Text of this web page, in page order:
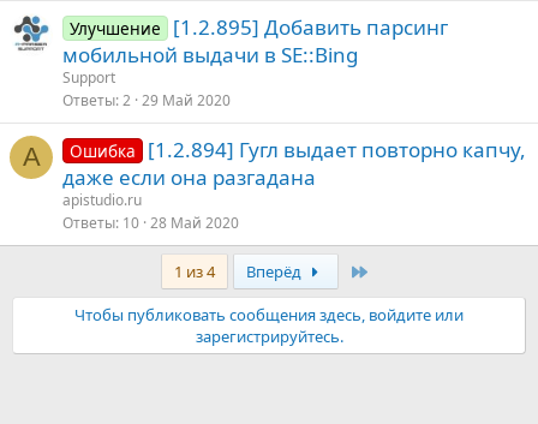
Улучшение
[1.2.895] Добавить парсинг
мобильной выдачи в SE::Bing
Support
Ответы 2 29 Май 2020
A Ошибка
[1.2.894] Гугл выдает повторно капчу,
даже если она разгадана
apistudio.ru
Ответы 10 28 Май 2020
1 из 4 Вперёд
Чтобы публиковать сообщения здесь, войдите или
зарегистрируйтесь.